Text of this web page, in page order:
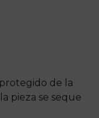
de la
pieza se seque